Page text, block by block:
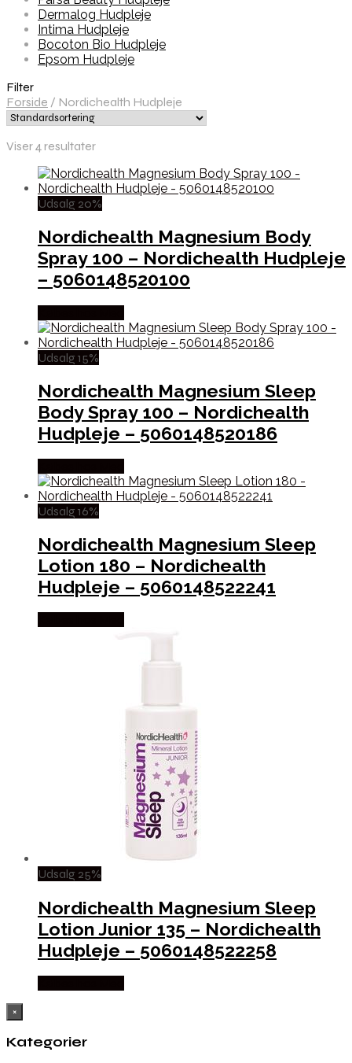
Dermalog Hudpleje
Intima Hudpleje
Bocoton Bio Hudpleje
Epsom Hudpleje
Filter
Forside / Nordichealth Hudpleje
Viser 4 resultater
Udsalg 20%
Nordichealth Magnesium Body
Spray 100 – Nordichealth Hudpleje
– 5060148520100
Udsalg 15%
Nordichealth Magnesium Sleep
Body Spray 100 – Nordichealth
Hudpleje – 5060148520186
Udsalg 16%
Nordichealth Magnesium Sleep
Lotion 180 – Nordichealth
Hudpleje – 5060148522241
Udsalg 25%
Nordichealth Magnesium Sleep
Lotion Junior 135 – Nordichealth
Hudpleje – 5060148522258
×
Kategorier